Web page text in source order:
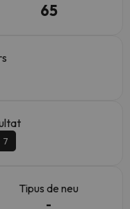
65
7
Tipus de neu
-